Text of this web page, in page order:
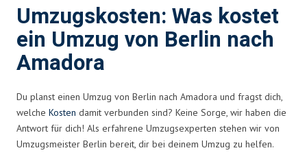
Umzugskosten: Was kostet
ein Umzug von Berlin nach
Amadora
Du planst einen Umzug von Berlin nach Amadora und fragst dich,
welche Kosten damit verbunden sind? Keine Sorge, wir haben die
Antwort für dich! Als erfahrene Umzugsexperten stehen wir von
Umzugsmeister Berlin bereit, dir bei deinem Umzug zu helfen.